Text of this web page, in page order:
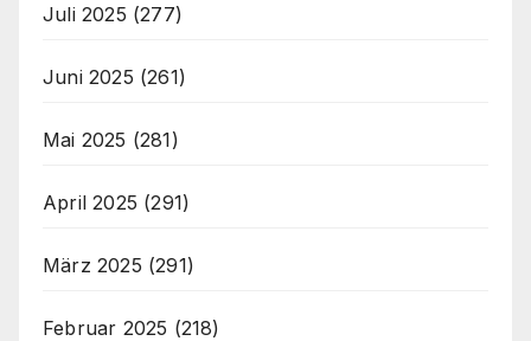
Juli 2025 (277)
Juni 2025 (261)
Mai 2025 (281)
April 2025 (291)
März 2025 (291)
Februar 2025 (218)